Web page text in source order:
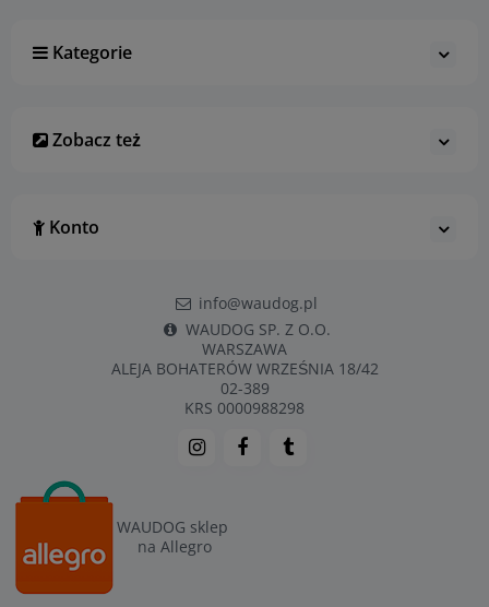
Kategorie
Zobacz też
Konto
info@waudog.pl
WAUDOG SP. Z O.O.
WARSZAWA
ALEJA BOHATERÓW WRZEŚNIA 18/42
02-389
KRS 0000988298
WAUDOG sklep
na Allegro